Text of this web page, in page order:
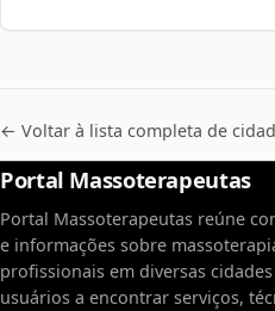
← Voltar à lista completa de
Portal Massoterapeutas
Portal Massoterapeutas reúne
e informações sobre
profissionais em diversas
usuários a encontrar serviços,